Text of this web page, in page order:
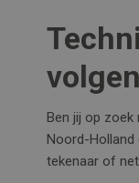
Ben jij op zoek
Noord-Holland
tekenaar of